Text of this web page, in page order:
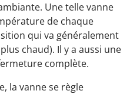
Une telle vanne
de chaque
qui va généralement
chaud). Il y a aussi une
complète.
la vanne se règle